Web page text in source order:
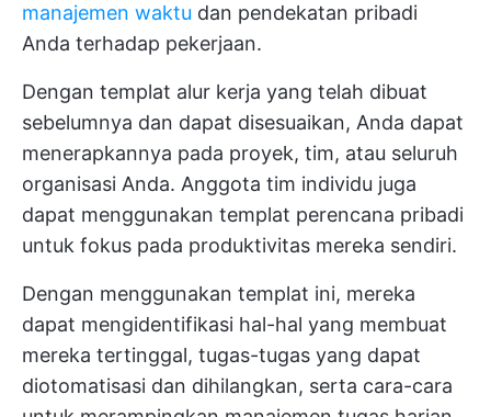
manajemen waktu dan pendekatan pribadi
Anda terhadap pekerjaan.
Dengan templat alur kerja yang telah dibuat
sebelumnya dan dapat disesuaikan, Anda dapat
menerapkannya pada proyek, tim, atau seluruh
organisasi Anda. Anggota tim individu juga
dapat menggunakan templat perencana pribadi
untuk fokus pada produktivitas mereka sendiri.
Dengan menggunakan templat ini, mereka
dapat mengidentifikasi hal-hal yang membuat
mereka tertinggal, tugas-tugas yang dapat
diotomatisasi dan dihilangkan, serta cara-cara